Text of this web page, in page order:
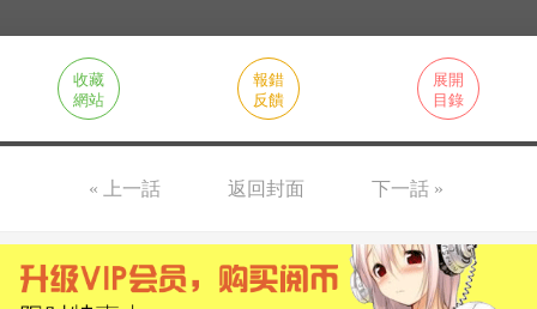
收藏
網站
報錯
反饋
展開
目錄
« 上一話 返回封面 下一話 »